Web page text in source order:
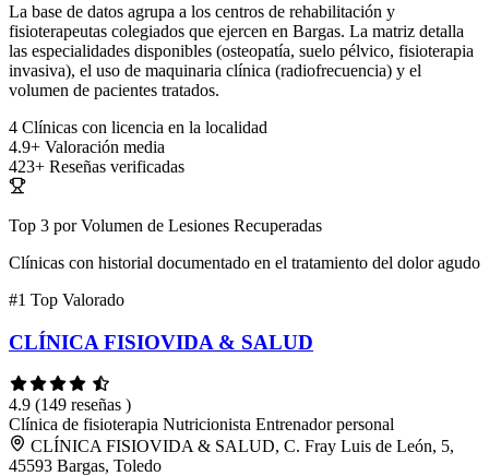
La base de datos agrupa a los centros de rehabilitación y
fisioterapeutas colegiados que ejercen en Bargas. La matriz detalla
las especialidades disponibles (osteopatía, suelo pélvico, fisioterapia
invasiva), el uso de maquinaria clínica (radiofrecuencia) y el
volumen de pacientes tratados.
4 Clínicas con licencia en la localidad
4.9+ Valoración media
423+ Reseñas verificadas
Top 3 por Volumen de Lesiones Recuperadas
Clínicas con historial documentado en el tratamiento del dolor agudo
#1 Top Valorado
CLÍNICA FISIOVIDA & SALUD
4.9 (149 reseñas )
Clínica de fisioterapia Nutricionista Entrenador personal
CLÍNICA FISIOVIDA & SALUD, C. Fray Luis de León, 5,
45593 Bargas, Toledo